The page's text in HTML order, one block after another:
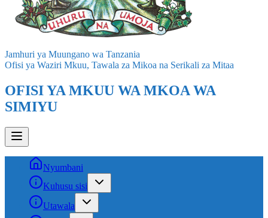
Jamhuri ya Muungano wa Tanzania
Ofisi ya Waziri Mkuu, Tawala za Mikoa na Serikali za Mitaa
OFISI YA MKUU WA MKOA WA
SIMIYU
Nyumbani
Kuhusu sisi
Utawala